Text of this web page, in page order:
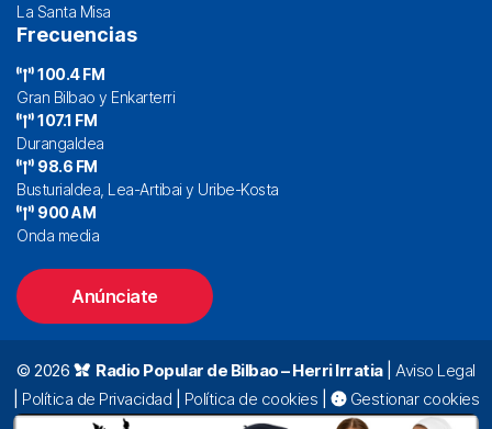
La Santa Misa
Frecuencias
100.4 FM
Gran Bilbao y Enkarterri
107.1 FM
Durangaldea
98.6 FM
Busturialdea, Lea-Artibai y Uribe-Kosta
900 AM
Onda media
Anúnciate
© 2026 Radio Popular de Bilbao – Herri Irratia| Aviso Legal
Política de Privacidad Política de cookies
Gestionar cookies